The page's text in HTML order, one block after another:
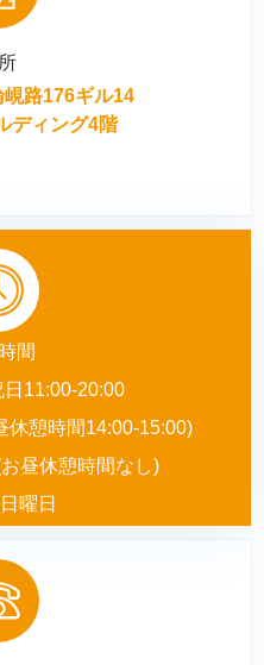
間
日11:00-20:00
休憩時間14:00-15:00)
昼休憩時間なし)
曜日
峴路176ギル14
ディング4階